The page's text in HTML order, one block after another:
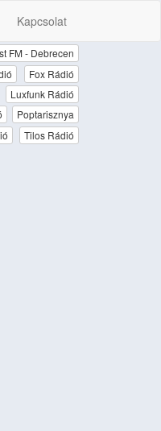
Kapcsolat
FM - Debrecen
Fox Rádió
Luxfunk Rádió
Poptarisznya
Tilos Rádió